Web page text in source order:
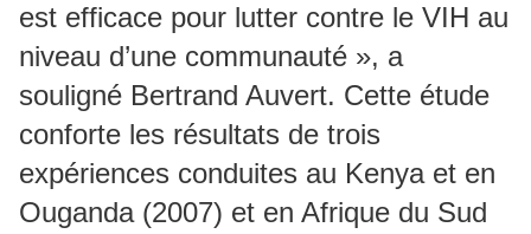
est efficace pour lutter contre le VIH au
niveau d’une communauté », a
souligné Bertrand Auvert. Cette étude
conforte les résultats de trois
expériences conduites au Kenya et en
Ouganda (2007) et en Afrique du Sud